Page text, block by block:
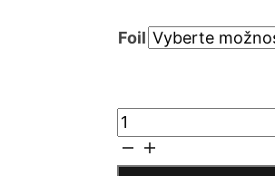
Foil
Recovered
Page
množství